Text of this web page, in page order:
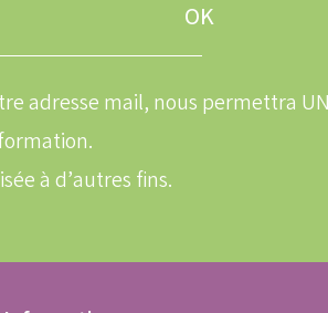
adresse mail, nous permettra
à d’autres fins.